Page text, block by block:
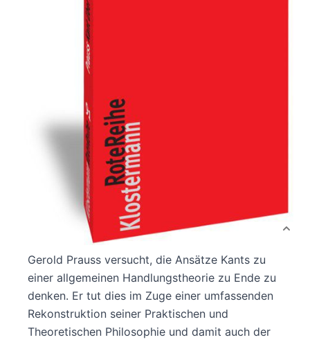
Verlag: Vittorio
Bibliografische Daten
Autor:innenbeschreibung
Produktbeschreibung
Gerold Prauss versucht, die Ansätze Kants zu
einer allgemeinen Handlungstheorie zu Ende zu
denken. Er tut dies im Zuge einer umfassenden
Rekonstruktion seiner Praktischen und
Theoretischen Philosophie und damit auch der